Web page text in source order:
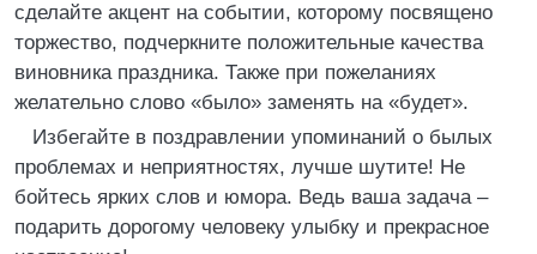
сделайте акцент на событии, которому посвящено
торжество, подчеркните положительные качества
виновника праздника. Также при пожеланиях
желательно слово «было» заменять на «будет».
Избегайте в поздравлении упоминаний о былых
проблемах и неприятностях, лучше шутите! Не
бойтесь ярких слов и юмора. Ведь ваша задача –
подарить дорогому человеку улыбку и прекрасное